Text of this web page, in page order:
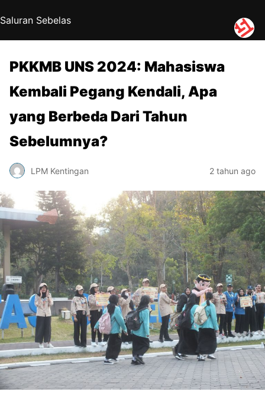
Saluran Sebelas
PKKMB UNS 2024: Mahasiswa
Kembali Pegang Kendali, Apa
yang Berbeda Dari Tahun
Sebelumnya?
LPM Kentingan 2 tahun ago